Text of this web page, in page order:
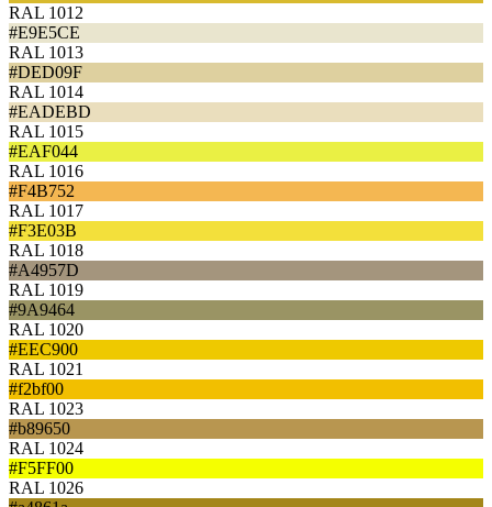
RAL 1012
#E9E5CE
RAL 1013
#DED09F
RAL 1014
#EADEBD
RAL 1015
#EAF044
RAL 1016
#F4B752
RAL 1017
#F3E03B
RAL 1018
#A4957D
RAL 1019
#9A9464
RAL 1020
#EEC900
RAL 1021
#f2bf00
RAL 1023
#b89650
RAL 1024
#F5FF00
RAL 1026